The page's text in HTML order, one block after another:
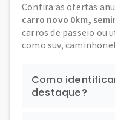
Confira as ofertas
carro novo 0km,
carros de passeio ou
como suv,
Como
destaque?